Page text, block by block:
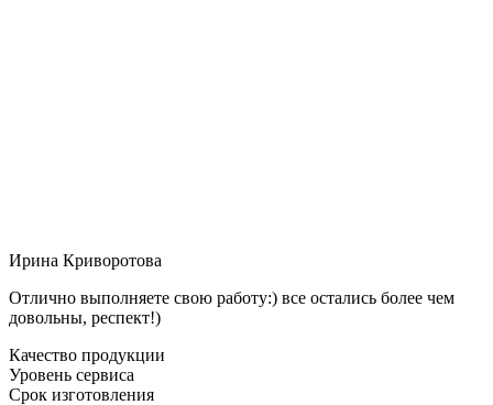
Ирина Криворотова
Отлично выполняете свою работу:) все остались более чем
довольны, респект!)
Качество продукции
Уровень сервиса
Срок изготовления